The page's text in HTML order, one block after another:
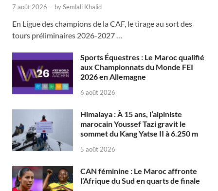
7 août 2026 - bySemlali Khalid
En Ligue des champions de la CAF, le tirage au sort des
tours préliminaires 2026-2027 …
Sports Équestres : Le Maroc qualifié
aux Championnats du Monde FEI
2026 en Allemagne
6 août 2026
Himalaya : À 15 ans, l’alpiniste
marocain Youssef Tazi gravit le
sommet du Kang Yatse II à 6.250 m
5 août 2026
CAN féminine : Le Maroc affronte
l’Afrique du Sud en quarts de finale